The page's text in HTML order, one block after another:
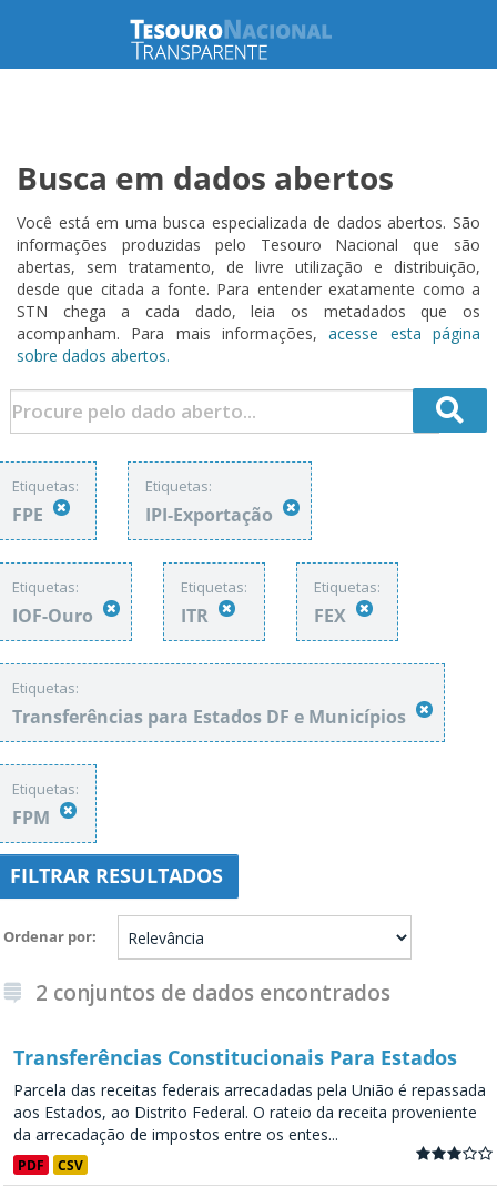
Busca em dados abertos
Você está em uma busca especializada de dados abertos. São
informações produzidas pelo Tesouro Nacional que são
abertas, sem tratamento, de livre utilização e distribuição,
desde que citada a fonte. Para entender exatamente como a
STN chega a cada dado, leia os metadados que os
acompanham. Para mais informações,acesse esta página
sobre dados abertos.
Etiquetas:
FPE
Etiquetas:
IPI-Exportação
Etiquetas:
IOF-Ouro
Etiquetas:
ITR
Etiquetas:
FEX
Etiquetas:
Transferências para Estados DF e Municípios
Etiquetas:
FPM
FILTRAR RESULTADOS
Ordenar por
2 conjuntos de dados encontrados
Transferências Constitucionais Para Estados
Parcela das receitas federais arrecadadas pela União é repassada
aos Estados, ao Distrito Federal. O rateio da receita proveniente
da arrecadação de impostos entre os entes...
PDF CSV